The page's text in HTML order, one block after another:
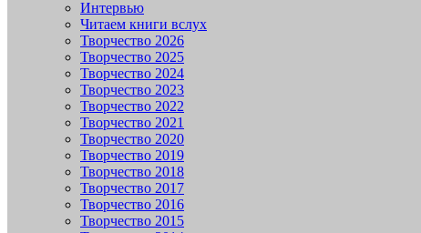
Интервью
Читаем книги вслух
Творчество 2026
Творчество 2025
Творчество 2024
Творчество 2023
Творчество 2022
Творчество 2021
Творчество 2020
Творчество 2019
Творчество 2018
Творчество 2017
Творчество 2016
Творчество 2015